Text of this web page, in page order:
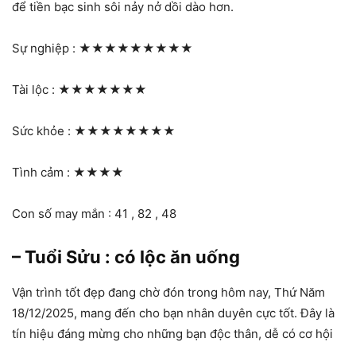
để tiền bạc sinh sôi nảy nở dồi dào hơn.
Sự nghiệp : ★★★★★★★★★
Tài lộc : ★★★★★★★
Sức khỏe : ★★★★★★★★
Tình cảm : ★★★★
Con số may mắn : 41 , 82 , 48
– Tuổi Sửu : có lộc ăn uống
Vận trình tốt đẹp đang chờ đón trong hôm nay, Thứ Năm
18/12/2025, mang đến cho bạn nhân duyên cực tốt. Đây là
tín hiệu đáng mừng cho những bạn độc thân, dễ có cơ hội